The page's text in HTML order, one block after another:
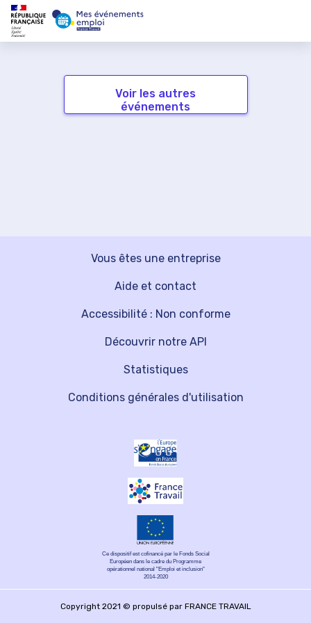
Voir les autres
événements
Vous êtes une entreprise
Découvrir notre API
Aide et contact
Statistiques
Accessibilité : Non conforme
Conditions générales d'utilisation
Ce dispositif est cofinancé par le Fonds Social
Européen dans le cadre du Programme
opérationnel national "Emploi et inclusion"
2014-2020
Copyright 2021 © propulsé par FRANCE TRAVAIL